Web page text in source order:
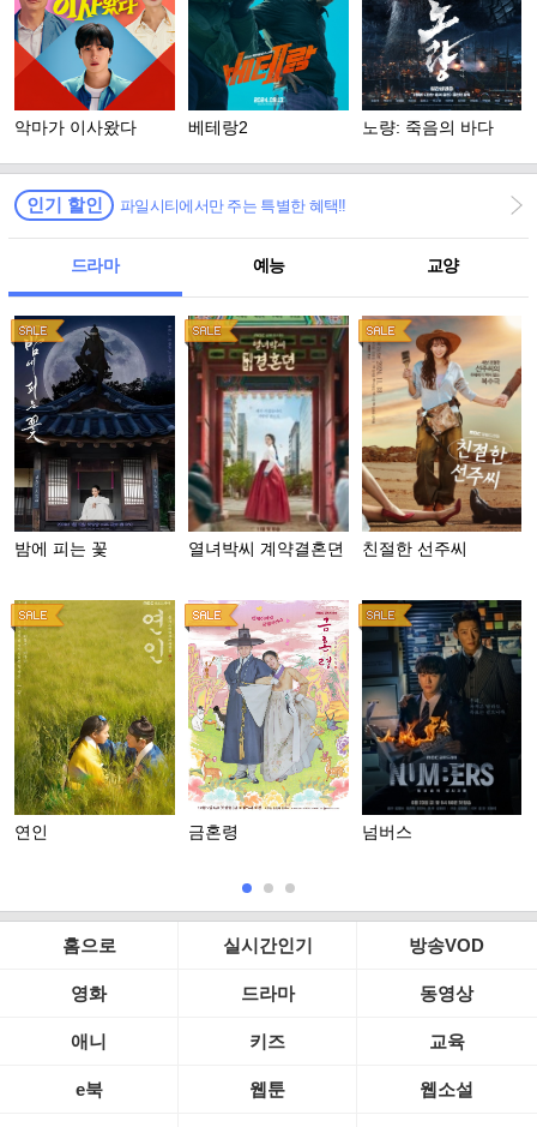
악마가 이사왔다 베테랑2 노량: 죽음의 바다
인기 할인 파일시티에서만 주는 특별한 혜택!!
드라마 예능 교양
밤에 피는 꽃 열녀박씨 계약결혼뎐 친절한 선주씨
연인 금혼령 넘버스
홈으로 실시간인기 방송VOD
영화 드라마 동영상
애니 키즈 교육
e북 웹툰 웹소설